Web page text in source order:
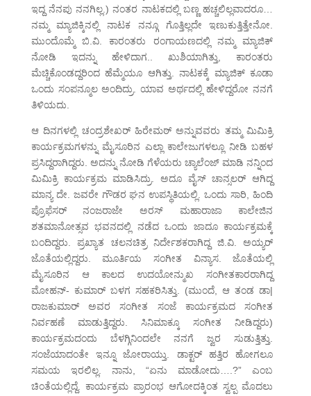
ಇದ್ದ ನೆನಪು ನನಗಿಲ್ಲ.) ನಂತರ ನಾಟಕದಲ್ಲಿ ಬಣ್ಣ ಹಚ್ಚಲಿಲ್ಲವಾದರೂ…
ನಮ್ಮ ಮ್ಯಾಜಿಕ್ಕಿನಲ್ಲಿ ನಾಟಕ ನನ್ಗೂ ಗೊತ್ತಿಲ್ಲದೇ ಇಣುಕುತ್ತಿತ್ತೇನೋ.
ಮುಂದೊಮ್ಮೆ ಬಿ.ವಿ. ಕಾರಂತರು ರಂಗಾಯಣದಲ್ಲಿ ನಮ್ಮ ಮ್ಯಾಜಿಕ್
ನೋಡಿ ಇದನ್ನು ಹೇಳಿದಾಗ.. ಖುಶಿಯಾಗಿತ್ತು, ಕಾರಂತರು
ಮೆಚ್ಚಿಕೊಂಡದ್ದರಿಂದ ಹೆಮ್ಮೆಯೂ ಆಗಿತ್ತು. ನಾಟಕಕ್ಕೆ ಮ್ಯಾಜಿಕ್ ಕೂಡಾ
ಒಂದು ಸಂಪನ್ಮೂಲ ಅಂದಿದ್ರು. ಯಾವ ಅರ್ಥದಲ್ಲಿ ಹೇಳಿದ್ದರೋ ನನಗೆ
ತಿಳಿಯದು.
ಆ ದಿನಗಳಲ್ಲಿ ಚಂದ್ರಶೇಖರ್ ಹಿರೇಮಠ್ ಅನ್ನುವವರು ತಮ್ಮ ಮಿಮಿಕ್ರಿ
ಕಾರ್ಯಕ್ರಮಗಳನ್ನು ಮೈಸೂರಿನ ಎಲ್ಲಾ ಕಾಲೇಜುಗಳಲ್ಲೂ ನೀಡಿ ಬಹಳ
ಪ್ರಸಿದ್ದರಾಗಿದ್ದರು. ಅದನ್ನು ನೋಡಿ ಗೆಳೆಯರು ಚ್ಯಾಲೆಂಜ್ ಮಾಡಿ ನನ್ನಿಂದ
ಮಿಮಿಕ್ರಿ ಕಾರ್ಯಕ್ರಮ ಮಾಡಿಸಿದ್ರು. ಅದೂ ವೈಸ್ ಚಾನ್ಸಲರ್ ಆಗಿದ್ದ
ಮಾನ್ಯ ದೇ. ಜವರೇ ಗೌಡರ ಘನ ಉಪಸ್ಥಿತಿಯಲ್ಲಿ. ಒಂದು ಸಾರಿ, ಹಿಂದಿ
ಪ್ರೊಫೆಸರ್ ನಂಜರಾಜೇ ಅರಸ್ ಮಹಾರಾಜಾ ಕಾಲೇಜಿನ
ಶತಮಾನೋತ್ಸವ ಭವನದಲ್ಲಿ ನಡೆದ ಒಂದು ಜಾದೂ ಕಾರ್ಯಕ್ರಮಕ್ಕೆ
ಬಂದಿದ್ದರು. ಪ್ರಖ್ಯಾತ ಚಲನಚಿತ್ರ ನಿರ್ದೇಶಕರಾಗಿದ್ದ ಜಿ.ವಿ. ಅಯ್ಯರ್
ಜೊತೆಯಲ್ಲಿದ್ದರು. ಮೂರ್ತಿಯ ಸಂಗೀತ ವಿನ್ಯಾಸ. ಜೊತೆಯಲ್ಲಿ
ಮೈಸೂರಿನ ಆ ಕಾಲದ ಉದಯೋನ್ಮುಖ ಸಂಗೀತಕಾರರಾಗಿದ್ದ
ಮೋಹನ್- ಕುಮಾರ್ ಬಳಗ ಸಹಕರಿಸಿತ್ತು. (ಮುಂದೆ, ಆ ತಂಡ ಡಾ|
ರಾಜಕುಮಾರ್ ಅವರ ಸಂಗೀತ ಸಂಜೆ ಕಾರ್ಯಕ್ರಮದ ಸಂಗೀತ
ನಿರ್ವಹಣೆ ಮಾಡುತ್ತಿದ್ದರು. ಸಿನಿಮಾಕ್ಕೂ ಸಂಗೀತ ನೀಡಿದ್ದರು)
ಕಾರ್ಯಕ್ರಮದಂದು ಬೆಳಗ್ಗಿನಿಂದಲೇ ನನಗೆ ಜ್ವರ ಸುಡುತ್ತಿತ್ತು.
ಸಂಜೆಯಾದಂತೇ ಇನ್ನೂ ಜೋರಾಯ್ತು. ಡಾಕ್ಟರ್ ಹತ್ತಿರ ಹೋಗಲೂ
ಸಮಯ ಇರಲಿಲ್ಲ. ನಾನು, “ಏನು ಮಾಡೋದು….?” ಎಂಬ
ಚಿಂತೆಯಲ್ಲಿದ್ದೆ. ಕಾರ್ಯಕ್ರಮ ಪ್ರಾರಂಭ ಆಗೋದಕ್ಕಿಂತ ಸ್ವಲ್ಪ ಮೊದಲು